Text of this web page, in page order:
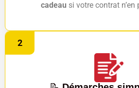
cadeau si votre contrat n’en
2